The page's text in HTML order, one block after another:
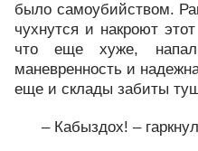
было самоубийством.
чухнутся и накроют
что еще хуже,
маневренность и
еще и склады забиты
– Кабыздох! –